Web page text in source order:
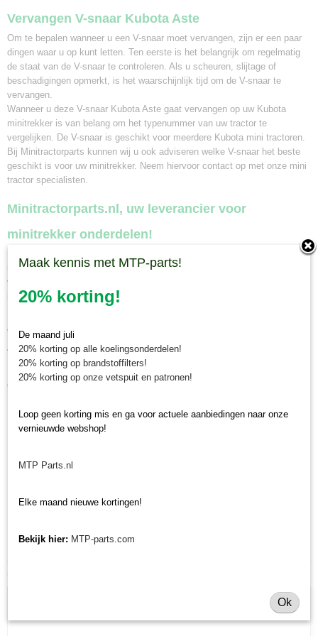
Vervangen V-snaar Kubota Aste
Om te bepalen wanneer u een V-snaar moet vervangen, zijn er een paar
dingen waar u op kunt letten. Ten eerste is het belangrijk om regelmatig
de staat van de V-snaar te controleren. Als u scheuren, slijtage of
beschadigingen opmerkt, is het waarschijnlijk tijd om de V-snaar te
vervangen.
Wanneer u deze V-snaar Kubota Aste gaat vervangen op uw Kubota
minitrekker is van belang om het typenummer van uw tractor te
vergelijken. De V-snaar is geschikt voor meerdere Kubota mini tractoren.
Bij Minitractorparts kunnen wij u ook adviseren welke V-snaar het beste
geschikt is voor uw minitrekker. Neem hiervoor contact op met onze mini
tractor specialisten.
Minitractorparts.nl, uw leverancier voor
minitrekker onderdelen!
Minitractorparts heeft een groot assortiment onderdelen op het gebied van
minitractoren, miditractoren, compacttractoren en aanbouwwerktuigen. Wij
verkopen deze onderdelen met als specialisme de Japanse
minitractormerken Yanmar, Iseki, Kubota en Shibaura.
V-snaar Kubota Aste voor uw Kubota Aste A 15, A 17, A 19, A 155, A 175,
A 195, Hinomoto CX 16, CX 18, CX 19
Heeft u nog andere onderdelen nodig voor uw Kubota Minitrekker? Bekijk
dan ons
volledig assortiment.
Maak kennis met MTP-parts!
20% korting!
De maand juli
20% korting op alle koelingsonderdelen!
20% korting op brandstoffilters!
20% korting op onze vetspuit en patronen!
Loop geen korting mis en ga voor actuele aanbiedingen naar onze
vernieuwde webshop!
MTP Parts.nl
Elke maand nieuwe kortingen!
Bekijk hier: MTP-parts.com
Ok